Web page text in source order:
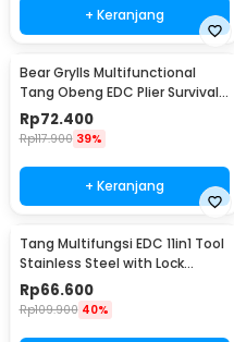
+ Keranjang
Bear Grylls Multifunctional
Tang Obeng EDC Plier Survival
Tool - MPA19
Rp72.400
Rp117.900 39%
+ Keranjang
Tang Multifungsi EDC 11in1 Tool
Stainless Steel with Lock
System - MPA01
Rp66.600
Rp109.900 40%